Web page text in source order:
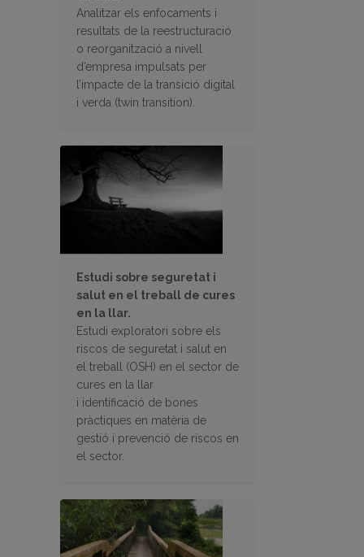
Analitzar els enfocaments i
resultats de la reestructuració
o reorganització a nivell
d’empresa impulsats per
l’impacte de la transició digital
i verda (twin transition).
Estudi sobre seguretat i
salut en el treball de cures
en la llar.
Estudi exploratori sobre els
riscos de seguretat i salut en
el treball (OSH) en el sector de
cures en la llar
i identificació de bones
pràctiques en matèria de
gestió i prevenció de riscos en
el sector.